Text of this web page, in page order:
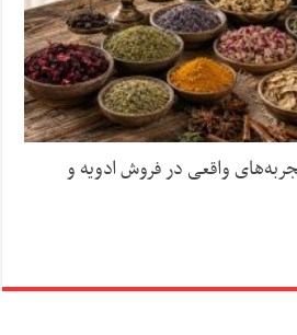
واقعی در فروش ادویه و